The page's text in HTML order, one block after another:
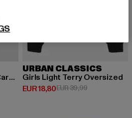
Boys Light Terry Wide Cargo Sweatpants
EUR 34,99
URBAN CLASSICS
Girls Light Terry Oversized
EUR 18,80
Huidige prijs: EUR 18,80
EUR 39,99Actieprijs: